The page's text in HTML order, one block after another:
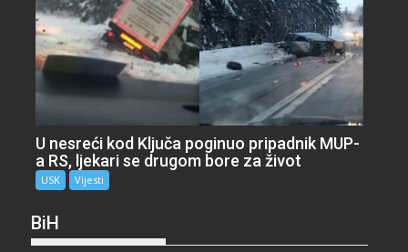
U nesreći kod Ključa poginuo pripadnik MUP-
a RS, ljekari se drugom bore za život
USK Vijesti
BiH